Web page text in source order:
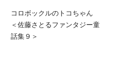
コロボックルのトコちゃん
＜佐藤さとるファンタジー童
話集９＞